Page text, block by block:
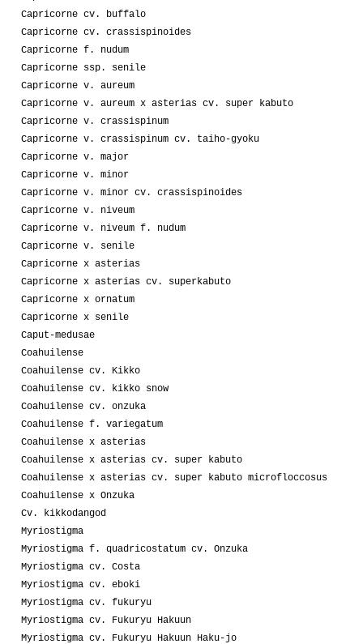
Capricorne cv. buffalo
Capricorne cv. crassispinoides
Capricorne f. nudum
Capricorne ssp. senile
Capricorne v. aureum
Capricorne v. aureum x asterias cv. super kabuto
Capricorne v. crassispinum
Capricorne v. crassispinum cv. taiho-gyoku
Capricorne v. major
Capricorne v. minor
Capricorne v. minor cv. crassispinoides
Capricorne v. niveum
Capricorne v. niveum f. nudum
Capricorne v. senile
Capricorne x asterias
Capricorne x asterias cv. superkabuto
Capricorne x ornatum
Capricorne x senile
Caput-medusae
Coahuilense
Coahuilense cv. Kikko
Coahuilense cv. kikko snow
Coahuilense cv. onzuka
Coahuilense f. variegatum
Coahuilense x asterias
Coahuilense x asterias cv. super kabuto
Coahuilense x asterias cv. super kabuto microfloccosus
Coahuilense x Onzuka
Cv. kikkodangod
Myriostigma
Myriostigma f. quadricostatum cv. Onzuka
Myriostigma cv. Costa
Myriostigma cv. eboki
Myriostigma cv. fukuryu
Myriostigma cv. Fukuryu Hakuun
Myriostigma cv. Fukuryu Hakuun Haku-jo